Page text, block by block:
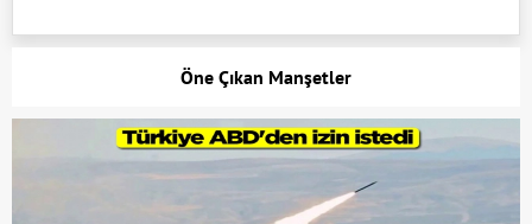
Öne Çıkan Manşetler